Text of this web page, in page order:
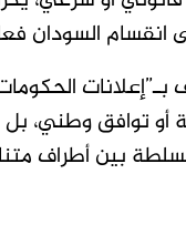
السودان
أو توافق وطني،
بين أطراف